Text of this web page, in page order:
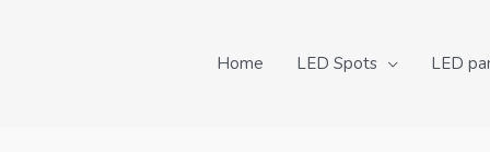
Home LED Spots LED